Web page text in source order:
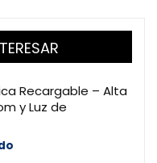
Recargable – Alta
y Luz de